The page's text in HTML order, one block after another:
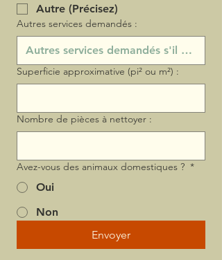
Autre (Précisez)
Autres services demandés :
Superficie approximative (pi² ou m²) :
Nombre de pièces à nettoyer :
Avez-vous des animaux domestiques ? *
Oui
Non
Envoyer